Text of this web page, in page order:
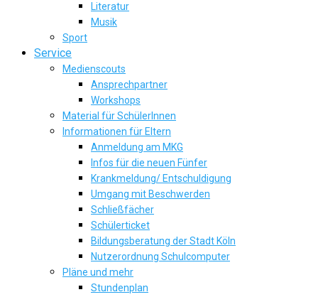
Literatur
Musik
Sport
Service
Medienscouts
Ansprechpartner
Workshops
Material für SchülerInnen
Informationen für Eltern
Anmeldung am MKG
Infos für die neuen Fünfer
Krankmeldung/ Entschuldigung
Umgang mit Beschwerden
Schließfächer
Schülerticket
Bildungsberatung der Stadt Köln
Nutzerordnung Schulcomputer
Pläne und mehr
Stundenplan